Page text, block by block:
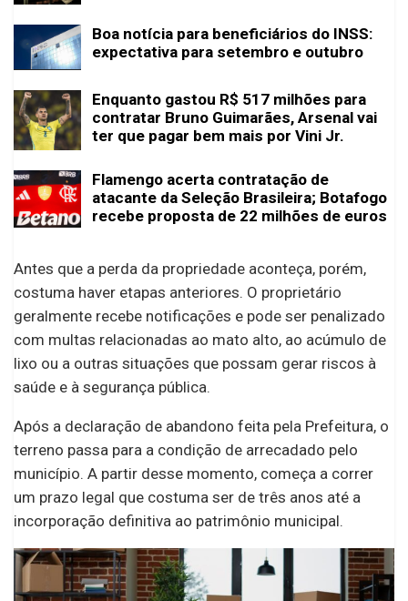
Boa notícia para beneficiários do INSS:
expectativa para setembro e outubro
Enquanto gastou R$ 517 milhões para
contratar Bruno Guimarães, Arsenal vai
ter que pagar bem mais por Vini Jr.
Flamengo acerta contratação de
atacante da Seleção Brasileira; Botafogo
recebe proposta de 22 milhões de euros
Antes que a perda da propriedade aconteça, porém,
costuma haver etapas anteriores. O proprietário
geralmente recebe notificações e pode ser penalizado
com multas relacionadas ao mato alto, ao acúmulo de
lixo ou a outras situações que possam gerar riscos à
saúde e à segurança pública.
Após a declaração de abandono feita pela Prefeitura, o
terreno passa para a condição de arrecadado pelo
município. A partir desse momento, começa a correr
um prazo legal que costuma ser de três anos até a
incorporação definitiva ao patrimônio municipal.